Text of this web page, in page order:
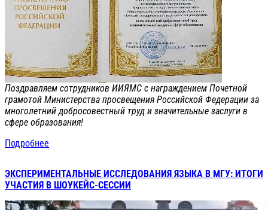
Поздравляем сотрудников ИИЯМС с награждением Почетной
грамотой Министерства просвещения Российской Федерации за
многолетний добросовестный труд и значительные заслуги в
сфере образования!
Подробнее
ЭКСПЕРИМЕНТАЛЬНЫЕ ИССЛЕДОВАНИЯ ЯЗЫКА В МГУ: ИТОГИ
УЧАСТИЯ В ШОУКЕЙС-СЕССИИ